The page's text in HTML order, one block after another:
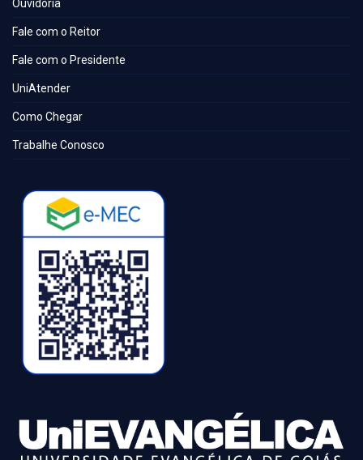
Ouvidoria
Fale com o Reitor
Fale com o Presidente
UniAtender
Como Chegar
Trabalhe Conosco